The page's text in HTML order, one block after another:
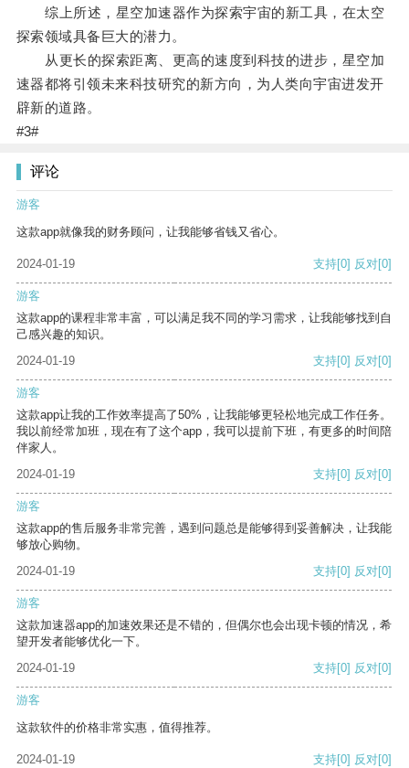
综上所述，星空加速器作为探索宇宙的新工具，在太空
探索领域具备巨大的潜力。
从更长的探索距离、更高的速度到科技的进步，星空加
速器都将引领未来科技研究的新方向，为人类向宇宙进发开
辟新的道路。
#3#
评论
游客
这款app就像我的财务顾问，让我能够省钱又省心。
2024-01-19 支持[0] 反对[0]
游客
这款app的课程非常丰富，可以满足我不同的学习需求，让我能够找到自
己感兴趣的知识。
2024-01-19
支持[0] 反对[0]
游客
这款app让我的工作效率提高了50%，让我能够更轻松地完成工作任务。
我以前经常加班，现在有了这个app，我可以提前下班，有更多的时间陪
伴家人。
2024-01-19
支持[0] 反对[0]
游客
这款app的售后服务非常完善，遇到问题总是能够得到妥善解决，让我能
够放心购物。
2024-01-19
支持[0] 反对[0]
游客
这款加速器app的加速效果还是不错的，但偶尔也会出现卡顿的情况，希
望开发者能够优化一下。
2024-01-19
支持[0] 反对[0]
游客
这款软件的价格非常实惠，值得推荐。
2024-01-19 支持[0] 反对[0]